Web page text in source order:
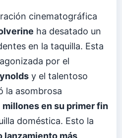
cinematográfica
ha desatado un
en la taquilla. Esta
por el
y el talentoso
la asombrosa
millones en su primer fin
doméstica. Esto la
lanzamiento más